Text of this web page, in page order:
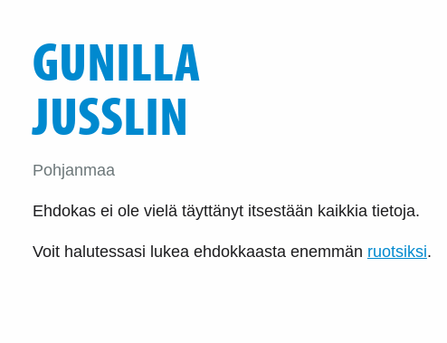
GUNILLA
JUSSLIN
Pohjanmaa
Ehdokas ei ole vielä täyttänyt itsestään kaikkia tietoja.
Voit halutessasi lukea ehdokkaasta enemmän ruotsiksi.